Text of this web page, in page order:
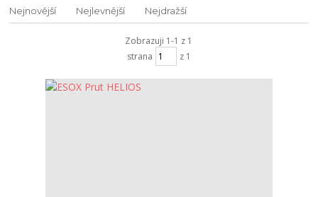
Nejnovější Nejlevnější Nejdražší
Zobrazuji 1-1 z 1
strana
z 1